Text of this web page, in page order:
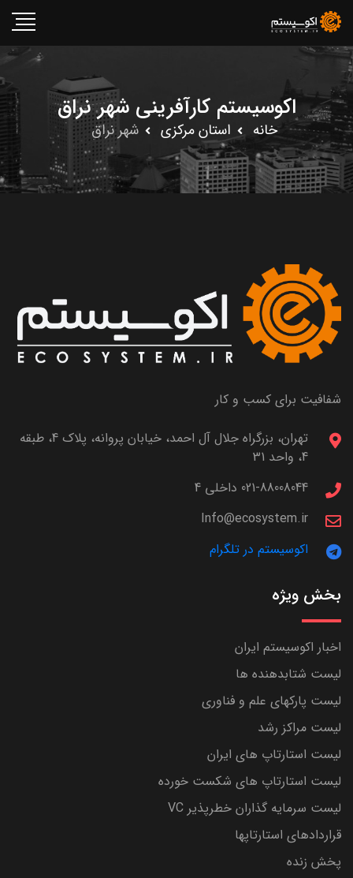
اکوسیستم کارآفرینی شهر نراق
خانه استان مرکزى شهر نراق
شفافیت برای کسب و کار
تهران، بزرگراه جلال آل احمد، خیابان پروانه، پلاک 4، طبقه
4، واحد 31
021-88008044 داخلی 4
Info@ecosystem.ir
اکوسیستم در تلگرام
بخش ویژه
اخبار اکوسیستم ایران
لیست شتابدهنده ها
لیست پارکهای علم و فناوری
لیست مراکز رشد
لیست استارتاپ های ایران
لیست استارتاپ های شکست خورده
لیست سرمایه گذاران خطرپذیر VC
قراردادهای استارتاپها
پخش زنده